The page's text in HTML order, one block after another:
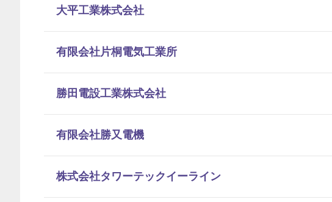
大平工業株式会社
有限会社片桐電気工業所
勝田電設工業株式会社
有限会社勝又電機
株式会社タワーテックイーライン